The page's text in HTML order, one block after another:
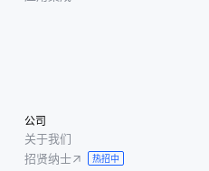
公司
关于我们
招贤纳士
热招中